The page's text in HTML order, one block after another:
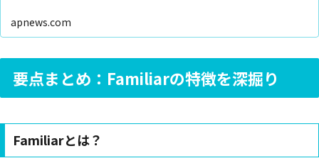
apnews.com
要点まとめ：Familiarの特徴を深掘り
Familiarとは？